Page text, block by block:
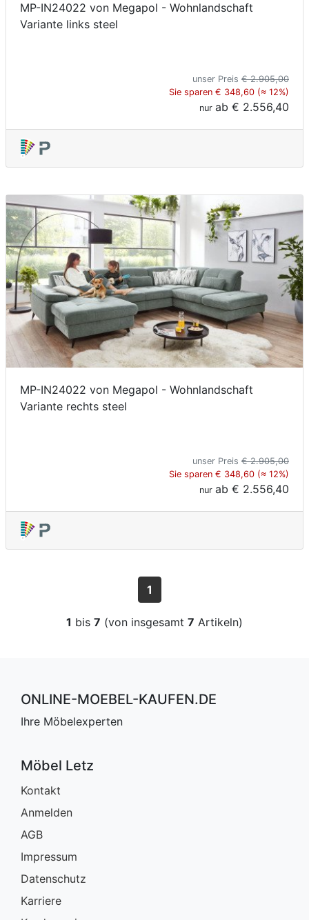
MP-IN24022 von Megapol - Wohnlandschaft
Variante links steel
unser Preis € 2.905,00
Sie sparen € 348,60 (≈ 12%)
nur ab € 2.556,40
MP-IN24022 von Megapol - Wohnlandschaft
Variante rechts steel
unser Preis € 2.905,00
Sie sparen € 348,60 (≈ 12%)
nur ab € 2.556,40
1
1 bis 7 (von insgesamt 7 Artikeln)
ONLINE-MOEBEL-KAUFEN.DE
Ihre Möbelexperten
Möbel Letz
Kontakt
Anmelden
AGB
Impressum
Datenschutz
Karriere